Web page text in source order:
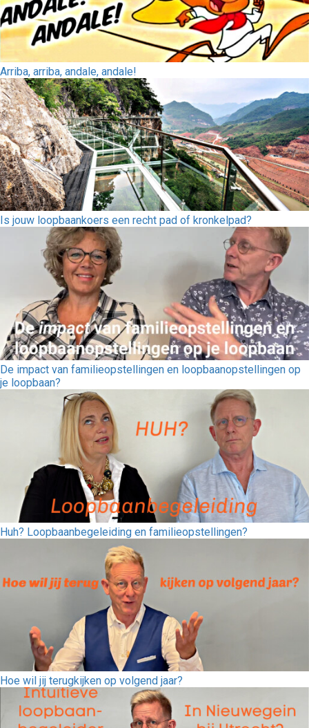
Arriba, arriba, andale, andale!
Is jouw loopbaankoers een recht pad of kronkelpad?
De impact van familieopstellingen en loopbaanopstellingen op
je loopbaan?
Huh? Loopbaanbegeleiding en familieopstellingen?
Hoe wil jij terugkijken op volgend jaar?